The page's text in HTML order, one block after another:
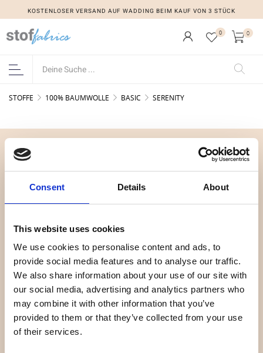
Consent Details About
This website uses cookies
We use cookies to personalise content and ads, to
provide social media features and to analyse our traffic.
We also share information about your use of our site with
our social media, advertising and analytics partners who
may combine it with other information that you’ve
provided to them or that they’ve collected from your use
of their services.
KOSTENLOSER VERSAND AUF WADDING BEIM KAUF VON 3 STÜCK
0 0
STOFFE 100% BAUMWOLLE BASIC SERENITY
ÜBERBLICK
Kontakt
Auslauf
Marken
Impressum
Bilder herunterladen
AUFTRÄGE